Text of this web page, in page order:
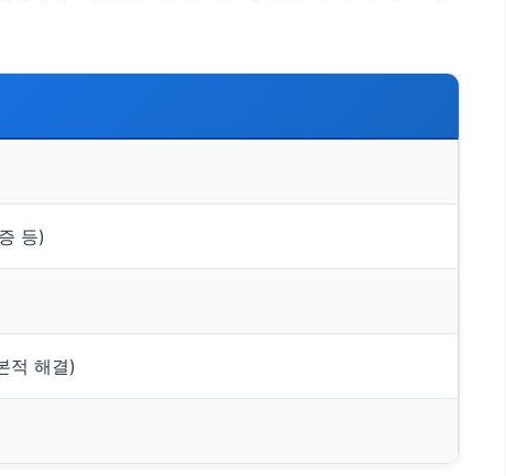
등)
적 해결)